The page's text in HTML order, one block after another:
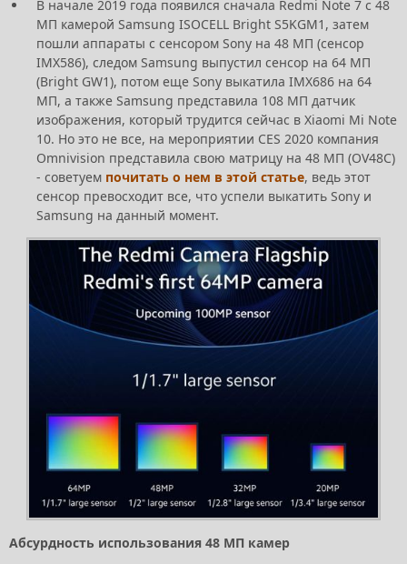
В начале 2019 года появился сначала Redmi Note 7 с 48
МП камерой Samsung ISOCELL Bright S5KGM1, затем
пошли аппараты с сенсором Sony на 48 МП (сенсор
IMX586), следом Samsung выпустил сенсор на 64 МП
(Bright GW1), потом еще Sony выкатила IMX686 на 64
МП, а также Samsung представила 108 МП датчик
изображения, который трудится сейчас в Xiaomi Mi Note
10. Но это не все, на мероприятии CES 2020 компания
Omnivision представила свою матрицу на 48 МП (OV48C)
- советуем почитать о нем в этой статье, ведь этот
сенсор превосходит все, что успели выкатить Sony и
Samsung на данный момент.
Абсурдность использования 48 МП камер